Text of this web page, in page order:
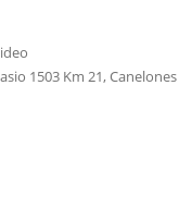
1503 Km 21, Canelones